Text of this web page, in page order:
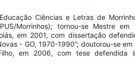
Ciências e Letras de
Morrinhos); tornou-se Mestre em
em 2001, com dissertação
- GO, 1970-1990”; doutorou-se em
em 2006, com tese defendida